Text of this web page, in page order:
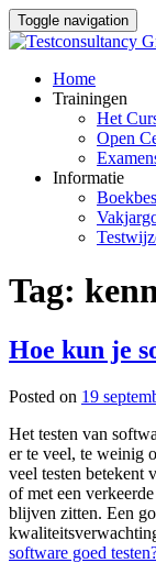
Toggle navigation
Skip
Home
Trainingen
Het
Open
Informatie
Tag:
Hoe kun je
Posted on 19
Het testen van
er te veel, te weinig
veel testen betekent
of met een
blijven zitten. Een
software goed